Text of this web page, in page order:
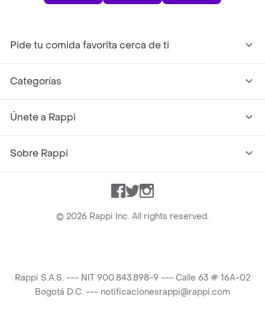
Pide tu comida favorita cerca de ti
Categorías
Únete a Rappi
Sobre Rappi
Facebook
TwitterInstagram
© 2026 Rappi Inc. All rights reserved.
Rappi S.A.S. --- NIT 900.843.898-9 --- Calle 63 # 16A-02
Bogotá D.C. --- notificacionesrappi@rappi.com